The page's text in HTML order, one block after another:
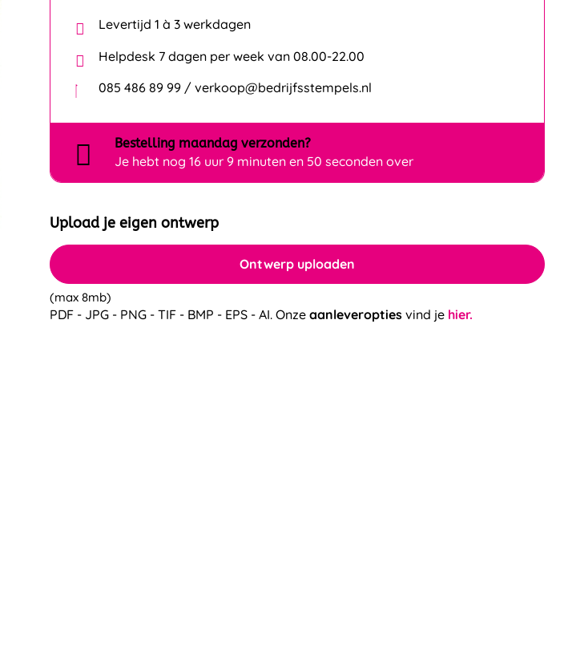
Levertijd 1 à 3 werkdagen
Helpdesk 7 dagen per week van 08.00-22.00
085 486 89 99 / verkoop@bedrijfsstempels.nl
Bestelling maandag verzonden?
Je hebt nog 16 uur 9 minuten en 50 seconden over
Upload je eigen ontwerp
Ontwerp uploaden
(max 8mb)
PDF - JPG - PNG - TIF - BMP - EPS - AI. Onze aanleveropties vind je hier.